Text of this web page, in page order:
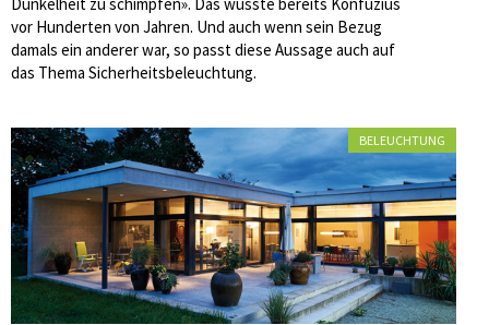
vor Hunderten von Jahren. Und auch wenn sein Bezug
damals ein anderer war, so passt diese Aussage auch auf
das Thema Sicherheitsbeleuchtung.
BELEUCHTUNG